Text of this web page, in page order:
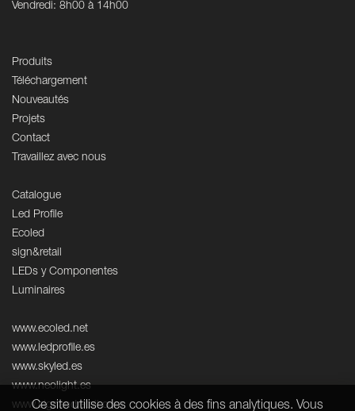
Vendredi: 8h00 à 14h00
Produits
Téléchargement
Nouveautés
Projets
Contact
Travaillez avec nous
Catalogue
Led Profile
Ecoled
sign&retail
LEDs y Componentes
Luminaires
www.ecoled.net
www.ledprofile.es
www.skyled.es
www.neolight.es
www.signandretail.com
Ce site utilise des cookies à des fins analytiques. Vous